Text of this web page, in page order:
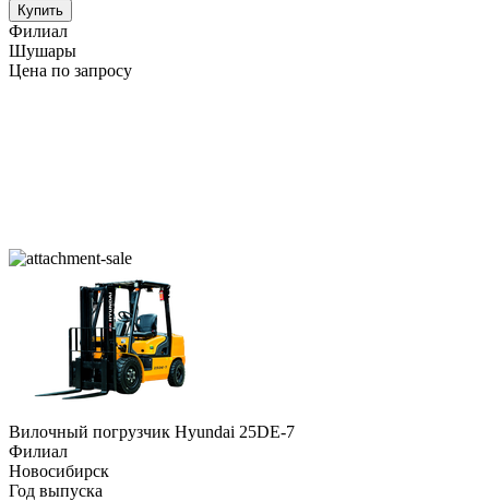
Купить
Филиал
Шушары
Цена по запросу
Вилочный погрузчик Hyundai 25DE-7
Филиал
Новосибирск
Год выпуска